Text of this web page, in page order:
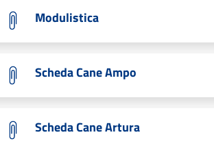
Modulistica
Scheda Cane Ampo
Scheda Cane Artura